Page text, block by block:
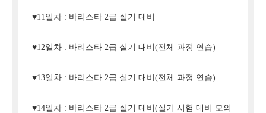
♥11일차 : 바리스타 2급 실기 대비
♥12일차 : 바리스타 2급 실기 대비(전체 과정 연습)
♥13일차 : 바리스타 2급 실기 대비(전체 과정 연습)
♥14일차 : 바리스타 2급 실기 대비(실기 시험 대비 모의